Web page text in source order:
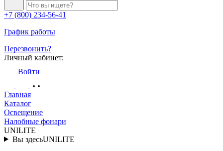
+7 (800) 234-56-41
График работы
Перезвонить?
Личный кабинет:
Войти
Главная
Каталог
Освещение
Налобные фонари
UNILITE
Вы здесьUNILITE